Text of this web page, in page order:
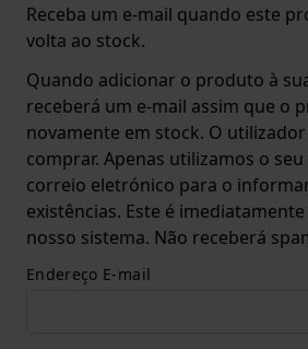
Receba um e-mail quando este
volta ao stock.
Quando adicionar o produto à
receberá um e-mail assim que o
novamente em stock. O
comprar. Apenas utilizamos o
correio eletrónico para o
existências. Este é
nosso sistema. Não receberá
Endereço E-mail